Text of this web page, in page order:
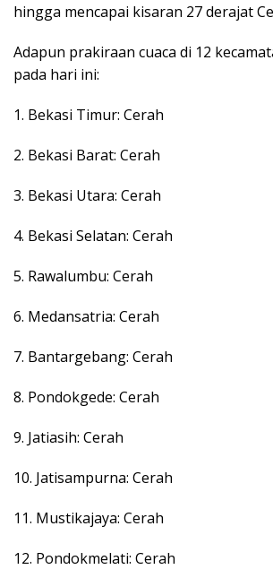
hingga mencapai kisaran 27 derajat
Adapun prakiraan cuaca di 12
pada hari ini:
1. Bekasi Timur: Cerah
2. Bekasi Barat: Cerah
3. Bekasi Utara: Cerah
4. Bekasi Selatan: Cerah
5. Rawalumbu: Cerah
6. Medansatria: Cerah
7. Bantargebang: Cerah
8. Pondokgede: Cerah
9. Jatiasih: Cerah
10. Jatisampurna: Cerah
11. Mustikajaya: Cerah
12. Pondokmelati: Cerah